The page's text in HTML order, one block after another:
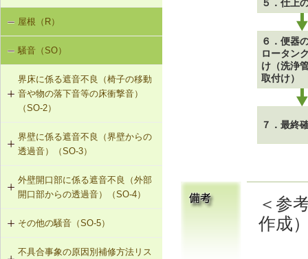
ル）
G-2-313 注入口付アンカーピンニン
G-2-701 シール工法（ALCパネル）
G-2-702 Uカットモルタル充填工法
（ALCパネル）
G-2-703 Uカットシール材充填工法
（ALCパネル）
天井のたわみ（C-1）
屋根（R）
騒音（SO）
界床に係る遮音不良（椅子の移動
音や物の落下音等の床衝撃音）
（SO-2）
SO-2-301 軽量床衝撃音に対する遮
音性能のある乾式二重床への交換
SO-2-302 軽量床衝撃音に対する遮
音性能のある直張り床への交換
界壁に係る遮音不良（界壁からの
透過音）（SO-3）
SO-3-301 せっこうボード直張り工
法の空げき部分へのモルタル充填
SO-3-302 コンセントボックスが対
面する位置にあるRC造の界壁の補修
外壁開口部に係る遮音不良（外部
開口部からの透過音）（SO-4）
SO-4-301 遮音性能のある外部建具
への交換
その他の騒音（SO-5）
SO-5-301 弾力性のあるビニル床シ
不具合事象の原因別補修方法リス
５．仕上
６．便器
ロータン
け（洗浄
取付け）
７．最終
＜参
作成